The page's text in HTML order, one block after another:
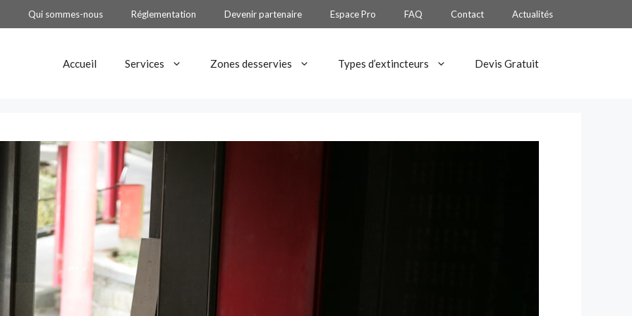
Qui sommes-nous Réglementation Devenir partenaire Espace Pro FAQ Contact Actualités
Accueil Services Zones desservies Types d’extincteurs Devis Gratuit